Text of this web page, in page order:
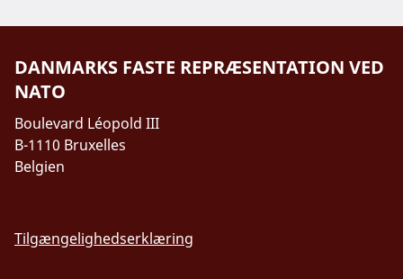
DANMARKS FASTE REPRÆSENTATION VED
NATO
Boulevard Léopold III
B-1110 Bruxelles
Belgien
Tilgængelighedserklæring